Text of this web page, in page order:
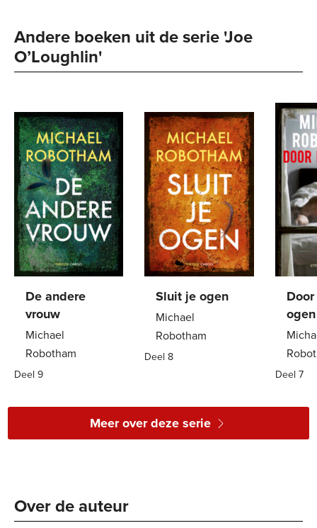
Andere boeken uit de serie 'Joe
O’Loughlin'
De andere
vrouw
Michael
Robotham
Deel 9
book
Sluit je ogen
Michael
Robotham
Deel 8
ogen
Deel 7
book
Meer over deze serie
Over de auteur